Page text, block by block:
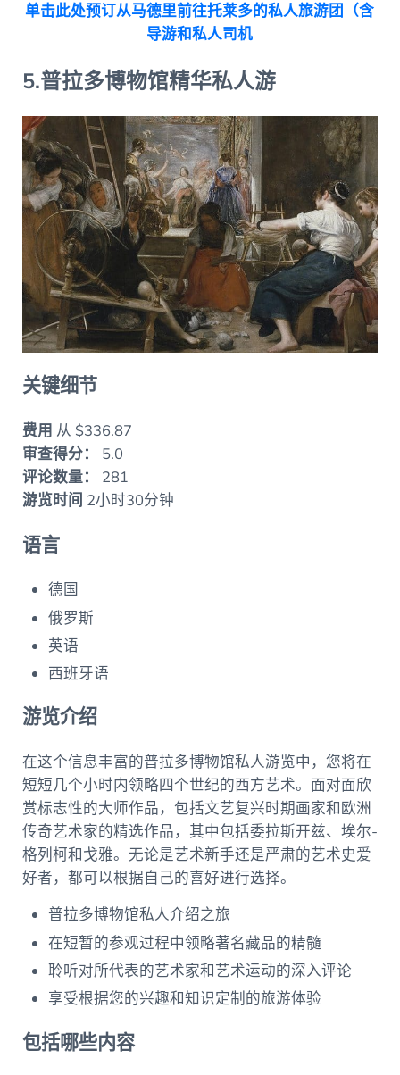
单击此处预订从马德里前往托莱多的私人旅游团（含
导游和私人司机
5.普拉多博物馆精华私人游
关键细节
费用 从 $336.87
审查得分：
5.0
评论数量：
281
游览时间 2小时30分钟
语言
德国
俄罗斯
英语
西班牙语
游览介绍
在这个信息丰富的普拉多博物馆私人游览中，您将在
短短几个小时内领略四个世纪的西方艺术。面对面欣
赏标志性的大师作品，包括文艺复兴时期画家和欧洲
传奇艺术家的精选作品，其中包括委拉斯开兹、埃尔-
格列柯和戈雅。无论是艺术新手还是严肃的艺术史爱
好者，都可以根据自己的喜好进行选择。
普拉多博物馆私人介绍之旅
在短暂的参观过程中领略著名藏品的精髓
聆听对所代表的艺术家和艺术运动的深入评论
享受根据您的兴趣和知识定制的旅游体验
包括哪些内容